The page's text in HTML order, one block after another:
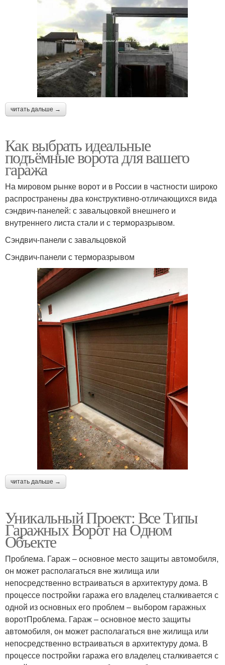
читать дальше →
Как выбрать идеальные
подъёмные ворота для вашего
гаража
На мировом рынке ворот и в России в частности широко
распространены два конструктивно-отличающихся вида
сэндвич-панелей: с завальцовкой внешнего и
внутреннего листа стали и с терморазрывом.
Сэндвич-панели с завальцовкой
Сэндвич-панели с терморазрывом
читать дальше →
Уникальный Проект: Все Типы
Гаражных Ворот на Одном
Объекте
Проблема. Гараж – основное место защиты автомобиля,
он может располагаться вне жилища или
непосредственно встраиваться в архитектуру дома. В
процессе постройки гаража его владелец сталкивается с
одной из основных его проблем – выбором гаражных
воротПроблема. Гараж – основное место защиты
автомобиля, он может располагаться вне жилища или
непосредственно встраиваться в архитектуру дома. В
процессе постройки гаража его владелец сталкивается с